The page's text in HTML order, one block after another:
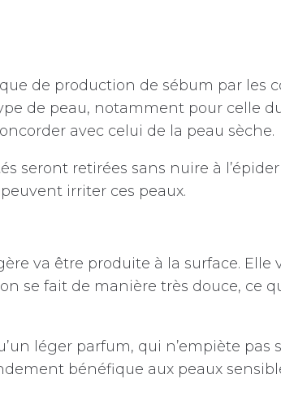
de production de sébum par les
de peau, notamment pour celle
avec celui de la peau sèche.
seront retirées sans nuire à
irriter ces peaux.
va être produite à la surface. Elle
se fait de manière très douce, ce
léger parfum, qui n’empiète pas
bénéfique aux peaux